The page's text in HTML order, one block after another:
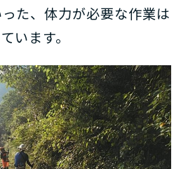
た、体力が必要な作業は
います。